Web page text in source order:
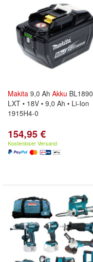
Makita 9,0 Ah Akku BL1890
LXT • 18V • 9,0 Ah • Li-Ion
1915H4-0
154,95 €
Kostenloser Versand